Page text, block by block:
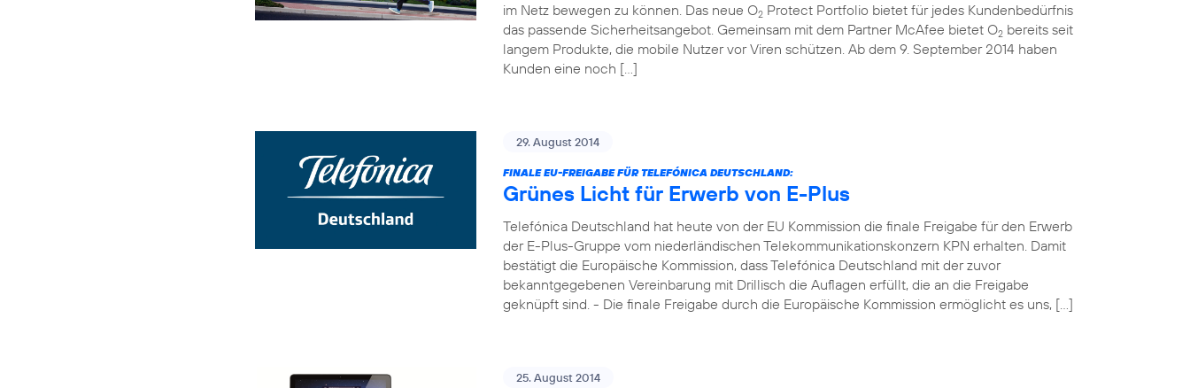
im Netz bewegen zu können. Das neue O2 Protect Portfolio bietet für jedes Kundenbedürfnis
das passende Sicherheitsangebot. Gemeinsam mit dem Partner McAfee bietet O2 bereits seit
langem Produkte, die mobile Nutzer vor Viren schützen. Ab dem 9. September 2014 haben
Kunden eine noch […]
29. August 2014
FINALE EU-FREIGABE FÜR TELEFÓNICA DEUTSCHLAND:
Grünes Licht für Erwerb von E-Plus
Telefónica Deutschland hat heute von der EU Kommission die finale Freigabe für den Erwerb
der E-Plus-Gruppe vom niederländischen Telekommunikationskonzern KPN erhalten. Damit
bestätigt die Europäische Kommission, dass Telefónica Deutschland mit der zuvor
bekanntgegebenen Vereinbarung mit Drillisch die Auflagen erfüllt, die an die Freigabe
geknüpft sind. - Die finale Freigabe durch die Europäische Kommission ermöglicht es uns, […]
25. August 2014